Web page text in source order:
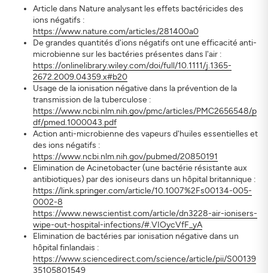
Article dans Nature analysant les effets bactéricides des
ions négatifs :
https://www.nature.com/articles/281400a0
De grandes quantités d'ions négatifs ont une efficacité anti-
microbienne sur les bactéries présentes dans l'air :
https://onlinelibrary.wiley.com/doi/full/10.1111/j.1365-
2672.2009.04359.x#b20
Usage de la ionisation négative dans la prévention de la
transmission de la tuberculose :
https://www.ncbi.nlm.nih.gov/pmc/articles/PMC2656548/p
df/pmed.1000043.pdf
Action anti-microbienne des vapeurs d'huiles essentielles et
des ions négatifs :
https://www.ncbi.nlm.nih.gov/pubmed/20850191
Elimination de Acinetobacter (une bactérie résistante aux
antibiotiques) par des ioniseurs dans un hôpital britannique :
https://link.springer.com/article/10.1007%2Fs00134-005-
0002-8
https://www.newscientist.com/article/dn3228-air-ionisers-
wipe-out-hospital-infections/#.VIOycVfF_yA
Elimination de bactéries par ionisation négative dans un
hôpital finlandais :
https://www.sciencedirect.com/science/article/pii/S00139
35105801549